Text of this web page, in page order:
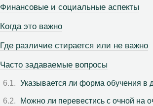
Финансовые и социальные аспекты
Когда это важно
Где различие стирается или не важно
Часто задаваемые вопросы
Указывается ли форма обучения в
Можно ли перевестись с очной на